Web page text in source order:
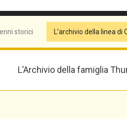
storici L’archivio della linea di
L’Archivio della famiglia